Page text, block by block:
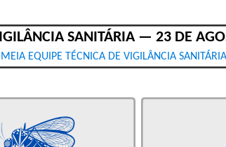
SANITÁRIA — 23 DE
EQUIPE TÉCNICA DE VIGILÂNCIA SANITÁRIA